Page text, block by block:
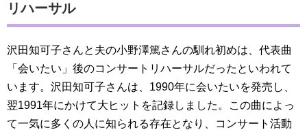
リハーサル
沢田知可子さんと夫の小野澤篤さんの馴れ初めは、代表曲
「会いたい」後のコンサートリハーサルだったといわれて
います。沢田知可子さんは、1990年に会いたいを発売し、
翌1991年にかけて大ヒットを記録しました。この曲によっ
て一気に多くの人に知られる存在となり、コンサート活動